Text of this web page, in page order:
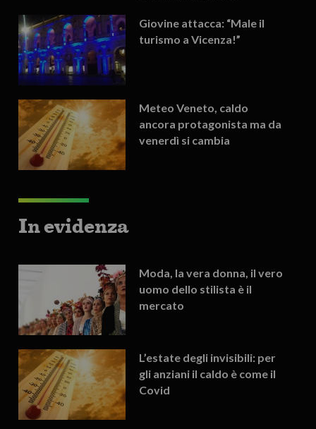
Giovine attacca: “Male il
turismo a Vicenza!”
Meteo Veneto, caldo
ancora protagonista ma da
venerdì si cambia
In evidenza
Moda, la vera donna, il vero
uomo dello stilista è il
mercato
L’estate degli invisibili: per
gli anziani il caldo è come il
Covid